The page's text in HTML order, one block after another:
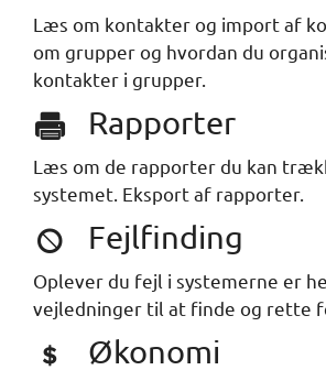
Læs om kontakter og import af
om grupper og hvordan du
kontakter i grupper.
Rapporter
Læs om de rapporter du kan
systemet. Eksport af rapporter.
Fejlfinding
Oplever du fejl i systemerne er
vejledninger til at finde og rette
Økonomi